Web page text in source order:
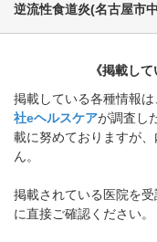
逆流性食道炎(名古屋市
《掲載し
掲載している各種情報
社eヘルスケアが調査し
載に努めておりますが
ん。
掲載されている医院を
に直接ご確認ください。